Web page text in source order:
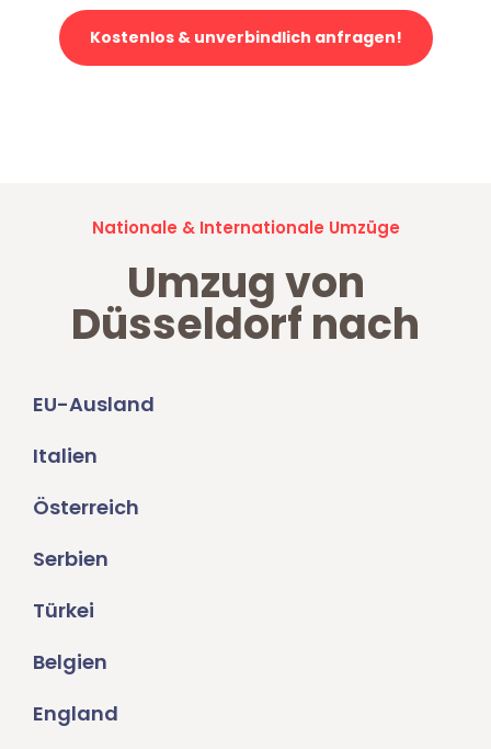
Kostenlos & unverbindlich anfragen!
Nationale & Internationale Umzüge
Umzug von
Düsseldorf nach
EU-Ausland
Italien
Österreich
Serbien
Türkei
Belgien
England